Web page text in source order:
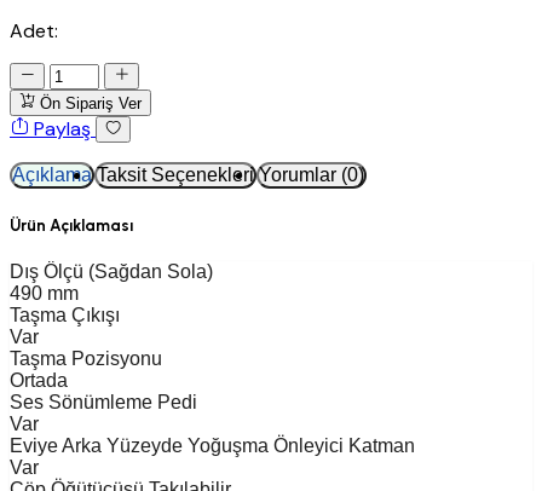
Adet:
Ön Sipariş Ver
Paylaş
Açıklama Taksit Seçenekleri Yorumlar (0)
Ürün Açıklaması
Dış Ölçü (Sağdan Sola)
490 mm
Taşma Çıkışı
Var
Taşma Pozisyonu
Ortada
Ses Sönümleme Pedi
Var
Eviye Arka Yüzeyde Yoğuşma Önleyici Katman
Var